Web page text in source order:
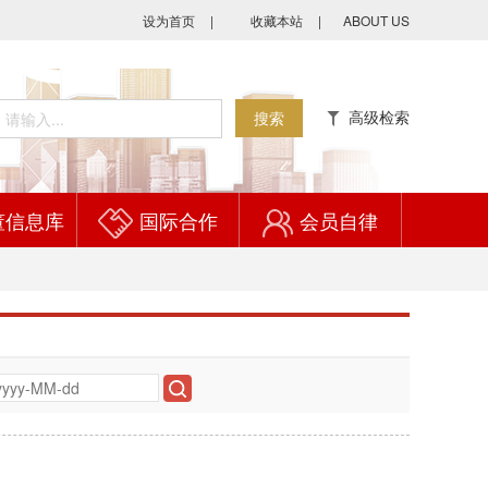
设为首页 | 收藏本站 | ABOUT US
搜索 高级检索
息库 国际合作 会员自律